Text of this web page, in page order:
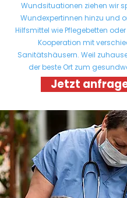
Wundsituationen ziehen wir
Wundexpertinnen hinzu und
Hilfsmittel wie Pflegebetten
Kooperation mit
Sanitätshäusern. Weil
der beste Ort zum
Jetzt